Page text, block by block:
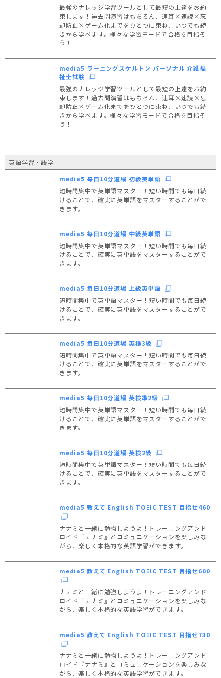
最強のナレッジ学習ツールとして最短の上達をお約
束します！過去問演習はもちろん、速耳×速読×忘
却防止×ゲーム化までをひとつに束ね、いつでも続
きから学べます。様々な学習モードで合格を目指そ
う！
media5 ラーニングスケルトン パーソナル 介護福
祉士試験
最強のナレッジ学習ツールとして最短の上達をお約
束します！過去問演習はもちろん、速耳×速読×忘
却防止×ゲーム化までをひとつに束ね、いつでも続
きから学べます。様々な学習モードで合格を目指そ
う！
英語学習・語学
media5 毎日10分道場 初級英単語
短時間集中で英単語マスター！短い時間でも毎日続
けることで、確実に英単語をマスターすることがで
きます。
media5 毎日10分道場 中級英単語
短時間集中で英単語マスター！短い時間でも毎日続
けることで、確実に英単語をマスターすることがで
きます。
media5 毎日10分道場 上級英単語
短時間集中で英単語マスター！短い時間でも毎日続
けることで、確実に英単語をマスターすることがで
きます。
media5 毎日10分道場 英検3級
短時間集中で英単語マスター！短い時間でも毎日続
けることで、確実に英単語をマスターすることがで
きます。
media5 毎日10分道場 英検準2級
短時間集中で英単語マスター！短い時間でも毎日続
けることで、確実に英単語をマスターすることがで
きます。
media5 毎日10分道場 英検2級
短時間集中で英単語マスター！短い時間でも毎日続
けることで、確実に英単語をマスターすることがで
きます。
media5 教えて English TOEIC TEST 目指せ460
ナナミと一緒に勉強しようよ！トレーニングアンド
ロイド『ナナミ』とコミュニケーションを楽しみな
がら、楽しく本格的な英語学習ができます。
media5 教えて English TOEIC TEST 目指せ600
ナナミと一緒に勉強しようよ！トレーニングアンド
ロイド『ナナミ』とコミュニケーションを楽しみな
がら、楽しく本格的な英語学習ができます。
media5 教えて English TOEIC TEST 目指せ730
ナナミと一緒に勉強しようよ！トレーニングアンド
ロイド『ナナミ』とコミュニケーションを楽しみな
がら、楽しく本格的な英語学習ができます。